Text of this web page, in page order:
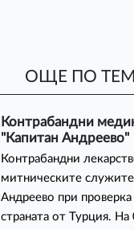
ОЩЕ ПО
Контрабандни
"Капитан Андреево"
Контрабандни
митническите
Андреево при
страната от Турция.